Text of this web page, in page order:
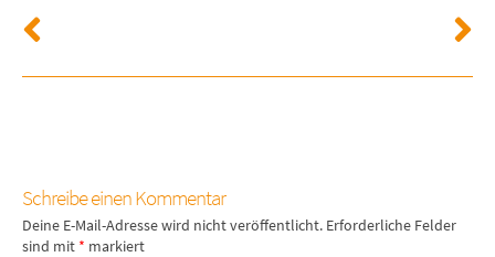
Schreibe einen Kommentar
Deine E-Mail-Adresse wird nicht veröffentlicht. Erforderliche Felder
sind mit * markiert